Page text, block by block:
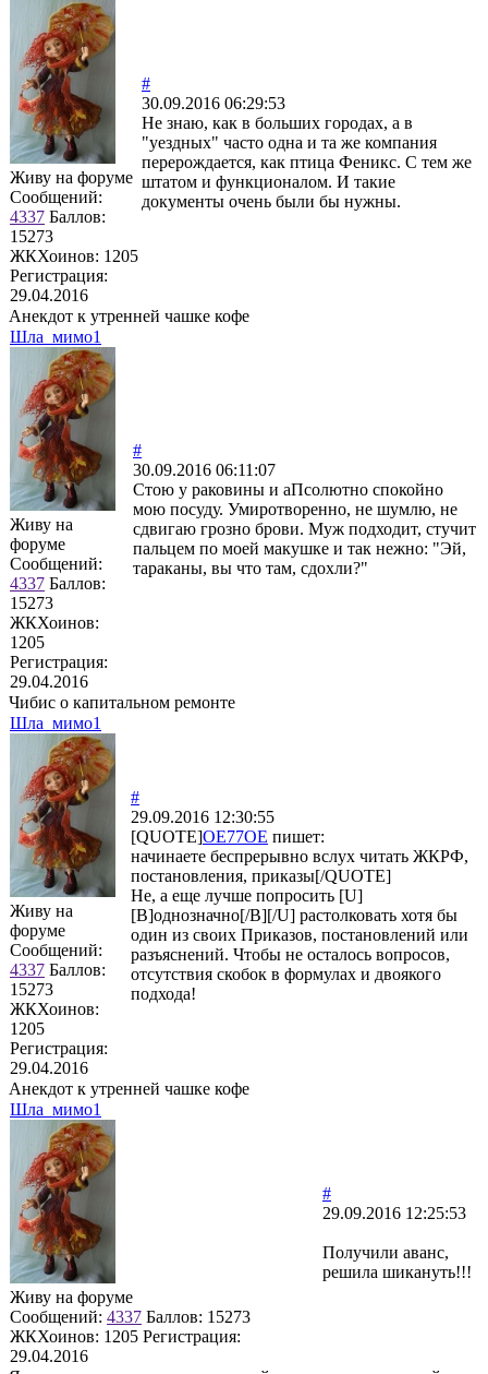
Живу на форуме
Сообщений:
4337 Баллов:
15273
ЖКХоинов: 1205
Регистрация:
29.04.2016
#
30.09.2016 06:29:53
Не знаю, как в больших городах, а в
"уездных" часто одна и та же компания
перерождается, как птица Феникс. С тем же
штатом и функционалом. И такие
документы очень были бы нужны.
Анекдот к утренней чашке кофе
Шла_мимо1
Живу на
форуме
Сообщений:
4337 Баллов:
15273
ЖКХоинов:
1205
Регистрация:
29.04.2016
#
30.09.2016 06:11:07
Стою у раковины и аПсолютно спокойно
мою посуду. Умиротворенно, не шумлю, не
сдвигаю грозно брови. Муж подходит, стучит
пальцем по моей макушке и так нежно: "Эй,
тараканы, вы что там, сдохли?"
Чибис о капитальном ремонте
Шла_мимо1
Живу на
форуме
Сообщений:
4337 Баллов:
15273
ЖКХоинов:
1205
Регистрация:
29.04.2016
#
29.09.2016 12:30:55
[QUOTE]OE77OE пишет:
начинаете беспрерывно вслух читать ЖКРФ,
постановления, приказы[/QUOTE]
Не, а еще лучше попросить [U]
[B]однозначно[/B][/U] растолковать хотя бы
один из своих Приказов, постановлений или
разъяснений. Чтобы не осталось вопросов,
отсутствия скобок в формулах и двоякого
подхода!
Анекдот к утренней чашке кофе
Шла_мимо1
Живу на форуме
Сообщений: 4337 Баллов: 15273
ЖКХоинов: 1205 Регистрация:
29.04.2016
#
29.09.2016 12:25:53
Получили аванс,
решила шикануть!!!